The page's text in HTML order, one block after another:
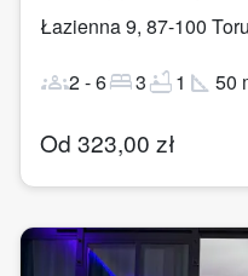
Łazienna 9, 87-100
groups2-6bed3bathtub1 square_foot 50
Od 323,00 zł